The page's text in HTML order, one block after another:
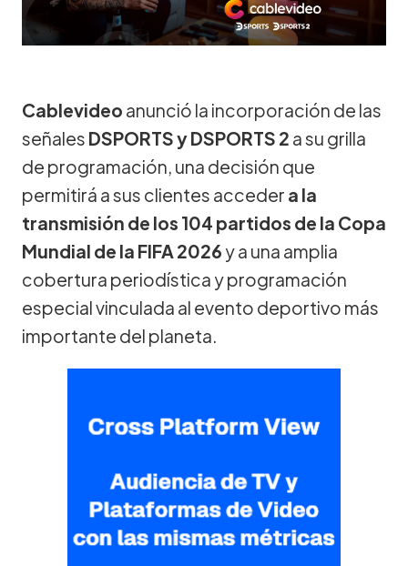
Cablevideo anunció la incorporación de las
señales DSPORTS y DSPORTS 2 a su grilla
de programación, una decisión que
permitirá a sus clientes acceder a la
transmisión de los 104 partidos de la Copa
Mundial de la FIFA 2026 y a una amplia
cobertura periodística y programación
especial vinculada al evento deportivo más
importante del planeta.